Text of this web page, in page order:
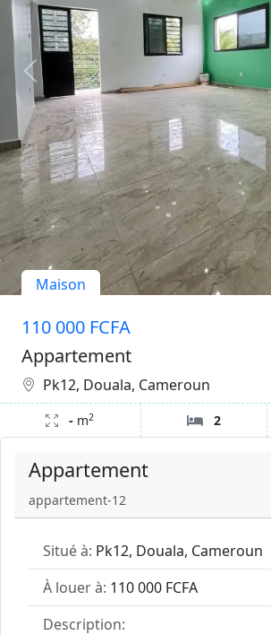
Appartement
appartement-12
Situé à: Pk12, Douala, Cameroun
À louer à: 110 000 FCFA
Description:
Maison
110 000 FCFA
Appartement
Pk12, Douala, Cameroun
- m2 2